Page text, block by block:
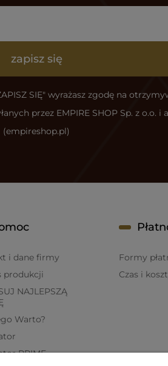
zapisz się
SIĘ" wyrażasz zgodę na
przez EMPIRE SHOP Sp. z o.o. i
(empireshop.pl)
i dane firmy
produkcji
NAJLEPSZĄ
Warto?
PRIME
Formy
Czas i